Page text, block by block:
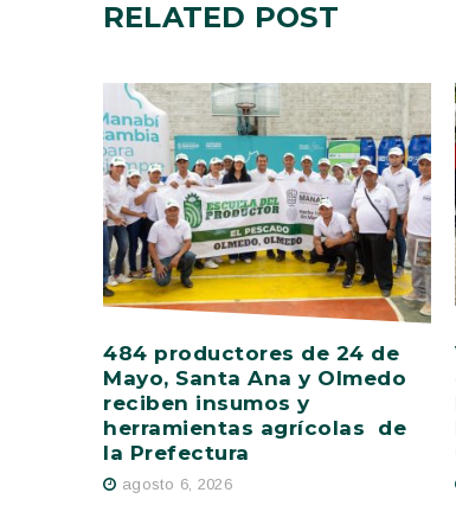
RELATED POST
484 productores de 24 de
Mayo, Santa Ana y Olmedo
reciben insumos y
herramientas agrícolas de
la Prefectura
agosto 6, 2026